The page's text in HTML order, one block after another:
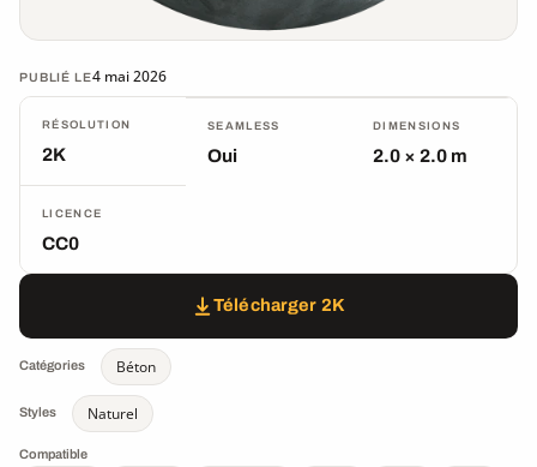
PUBLIÉ LE4 mai 2026
RÉSOLUTION
2K
SEAMLESS
Oui
DIMENSIONS
2.0 × 2.0 m
LICENCE
CC0
Télécharger 2K
Catégories Béton
Styles Naturel
Compatible